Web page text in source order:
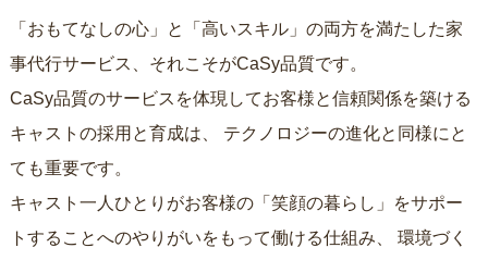
「おもてなしの心」と「高いスキル」の両方を満たした家
事代行サービス、それこそがCaSy品質です。
CaSy品質のサービスを体現してお客様と信頼関係を築ける
キャストの採用と育成は、
ても重要です。
キャスト一人ひとりがお客様の「笑顔の暮らし」をサポー
トすることへのやりがいをもって働ける仕組み、